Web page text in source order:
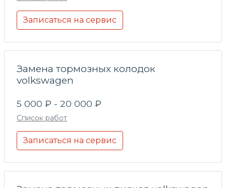
Записаться на сервис
Замена тормозных колодок
volkswagen
5 000 ₽ - 20 000 ₽
Список работ
Записаться на сервис